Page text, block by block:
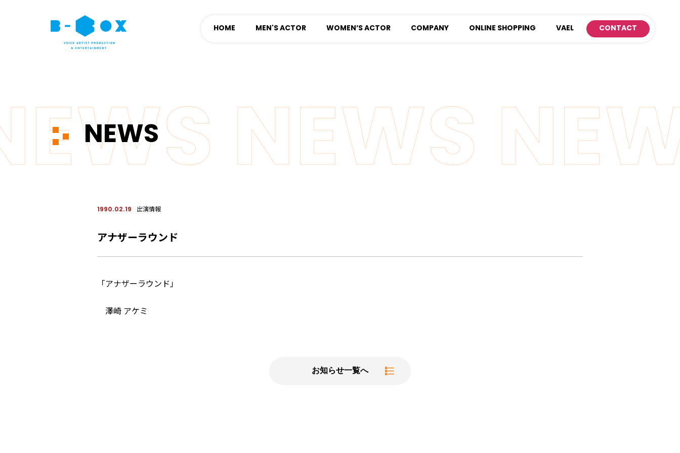
HOME MEN'S ACTOR WOMEN’S ACTOR COMPANY ONLINE SHOPPING VAEL CONTACT
NEWS
1990.02.19 出演情報
アナザーラウンド
「アナザーラウンド」
澤崎 アケミ
お知らせ一覧へ